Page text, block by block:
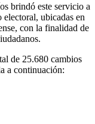
brindó este servicio a
ubicadas en
con la finalidad de
de 25.680 cambios
a continuación: